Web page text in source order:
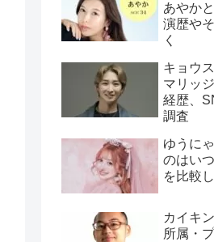
あやか
演歴や
く
キョウ
マリッ
経歴、
調査
ゆうに
のはい
を比較
カイキ
所属・